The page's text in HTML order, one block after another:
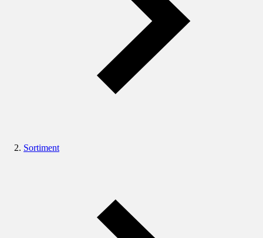
Sortiment